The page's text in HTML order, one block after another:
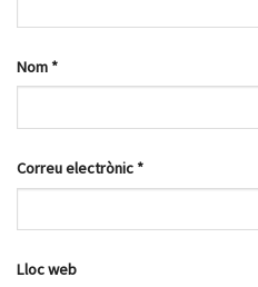
Nom *
Correu electrònic *
Lloc web